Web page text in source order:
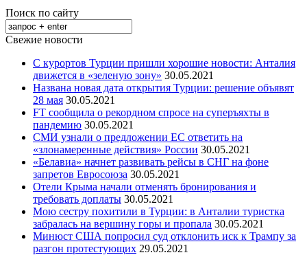
Поиск по сайту
Свежие новости
С курортов Турции пришли хорошие новости: Анталия
движется в «зеленую зону» 30.05.2021
Названа новая дата открытия Турции: решение объявят
28 мая 30.05.2021
FT сообщила о рекордном спросе на суперъяхты в
пандемию 30.05.2021
СМИ узнали о предложении ЕС ответить на
«злонамеренные действия» России 30.05.2021
«Белавиа» начнет развивать рейсы в СНГ на фоне
запретов Евросоюза 30.05.2021
Отели Крыма начали отменять бронирования и
требовать доплаты 30.05.2021
Мою сестру похитили в Турции: в Анталии туристка
забралась на вершину горы и пропала 30.05.2021
Минюст США попросил суд отклонить иск к Трампу за
разгон протестующих 29.05.2021